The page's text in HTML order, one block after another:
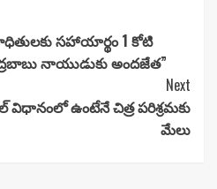
సహాయార్థం 1 కోటి
నాయుడుకు అందజేత”
Next
విధానంలో ఉంటేనే చిత్ర పరిశ్రమకు
మేలు